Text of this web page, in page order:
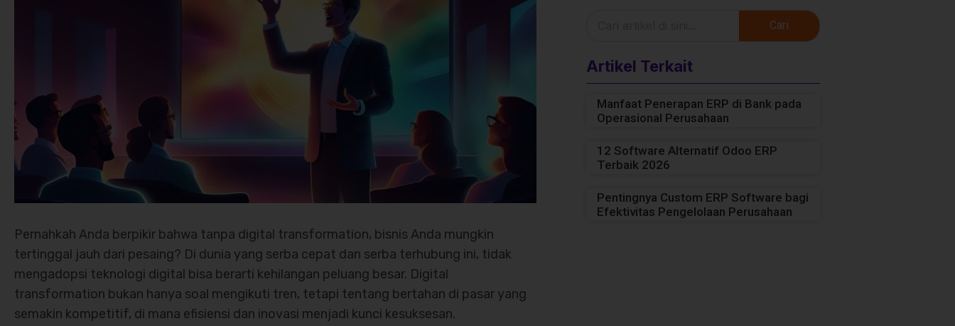
Pernahkah Anda berpikir bahwa tanpa digital transformation, bisnis Anda mungkin
tertinggal jauh dari pesaing? Di dunia yang serba cepat dan serba terhubung ini, tidak
mengadopsi teknologi digital bisa berarti kehilangan peluang besar. Digital
transformation bukan hanya soal mengikuti tren, tetapi tentang bertahan di pasar yang
semakin kompetitif, di mana efisiensi dan inovasi menjadi kunci kesuksesan.
Cari
Artikel Terkait
Manfaat Penerapan ERP di Bank pada
Operasional Perusahaan
12 Software Alternatif Odoo ERP
Terbaik 2026
Pentingnya Custom ERP Software bagi
Efektivitas Pengelolaan Perusahaan